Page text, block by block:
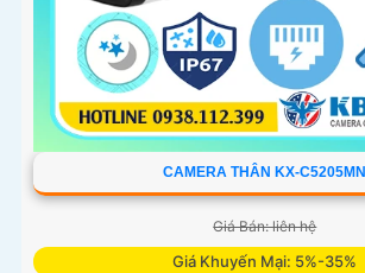
CAMERA THÂN KX-C5205MN
Giá Bán: liên hệ
Giá Khuyến Mại: 5%-35%